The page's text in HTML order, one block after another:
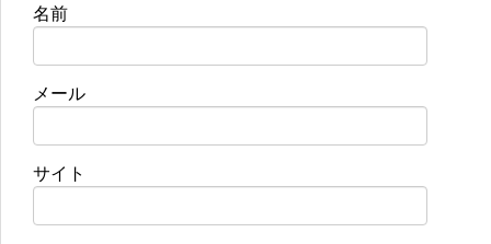
名前
メール
サイト